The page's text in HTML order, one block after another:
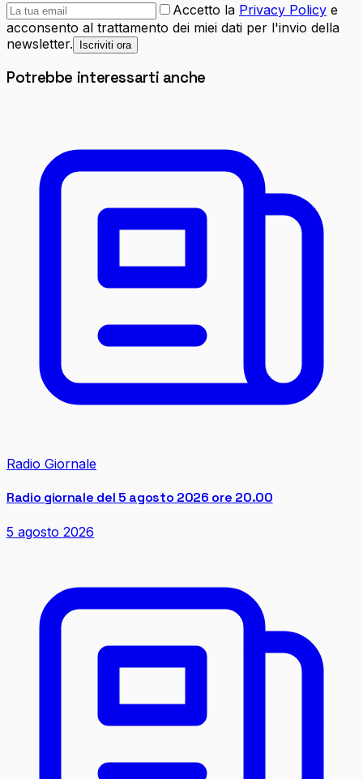
Accetto la Privacy Policy e
acconsento al trattamento dei miei dati per l'invio della
newsletter.
Iscriviti ora
Potrebbe interessarti anche
Radio Giornale
Radio giornale del 5 agosto 2026 ore 20.00
5 agosto 2026